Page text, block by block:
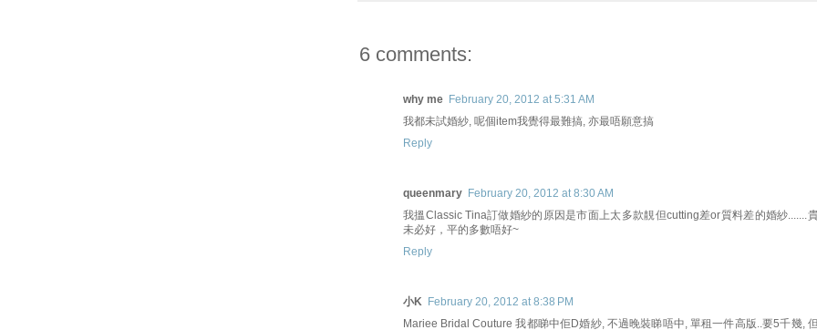
6 comments:
why me February 20, 2012 at 5:31 AM
我都未試婚紗, 呢個item我覺得最難搞, 亦最唔願意搞
Reply
queenmary February 20, 2012 at 8:30 AM
我搵Classic Tina訂做婚紗的原因是市面上太多款靚但cutting差or質料差的婚紗.......
未必好，平的多數唔好~
Reply
小K February 20, 2012 at 8:38 PM
Mariee Bridal Couture 我都睇中佢D婚紗, 不過晚裝睇唔中, 單租一件高版..要5千幾,